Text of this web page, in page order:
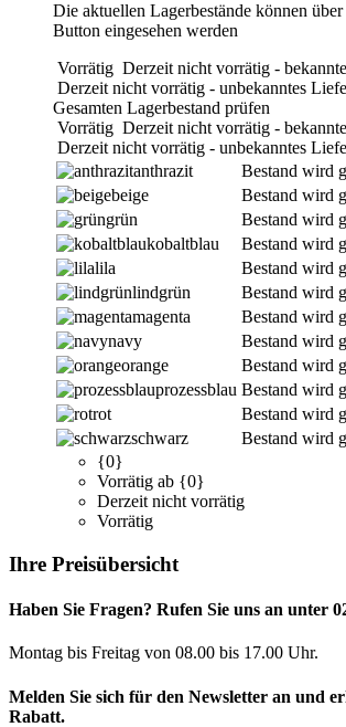
Die aktuellen Lagerbestände können über
Button eingesehen werden
Vorrätig Derzeit nicht vorrätig -
Derzeit nicht vorrätig - unbekanntes
Gesamten Lagerbestand prüfen
Vorrätig Derzeit nicht vorrätig -
Derzeit nicht vorrätig - unbekanntes
anthrazit
Bestand wird
beige
Bestand wird
grün
Bestand wird
kobaltblau
Bestand wird
lila
Bestand wird
lindgrün
Bestand wird
magenta
Bestand wird
navy
Bestand wird
orange
Bestand wird
prozessblau Bestand wird
rot
Bestand wird
schwarz
Bestand wird
{0}
Vorrätig ab {0}
Derzeit nicht vorrätig
Vorrätig
Ihre Preisübersicht
Haben Sie Fragen? Rufen Sie uns an unter
Montag bis Freitag von 08.00 bis 17.00 Uhr.
Melden Sie sich für den Newsletter an und
Rabatt.